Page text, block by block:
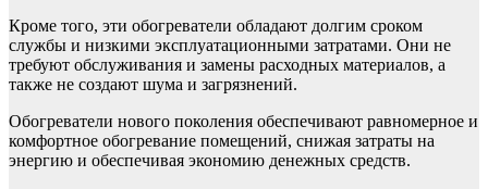
Кроме того, эти обогреватели обладают долгим сроком
службы и низкими эксплуатационными затратами. Они не
требуют обслуживания и замены расходных материалов, а
также не создают шума и загрязнений.
Обогреватели нового поколения обеспечивают равномерное и
комфортное обогревание помещений, снижая затраты на
энергию и обеспечивая экономию денежных средств.